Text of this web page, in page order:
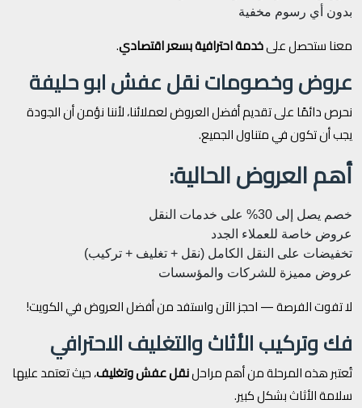
بدون أي رسوم مخفية
معنا ستحصل علىخدمة احترافية بسعر اقتصادي.
عروض وخصومات نقل عفش ابو حليفة
نحرص دائمًا على تقديم أفضل العروض لعملائنا، لأننا نؤمن أن الجودة
يجب أن تكون في متناول الجميع.
أهم العروض الحالية:
خصم يصل إلى 30% على خدمات النقل
عروض خاصة للعملاء الجدد
تخفيضات على النقل الكامل (نقل + تغليف + تركيب)
عروض مميزة للشركات والمؤسسات
لا تفوت الفرصة — احجز الآن واستفد من أفضل العروض في الكويت!
فك وتركيب الأثاث والتغليف الاحترافي
تُعتبر هذه المرحلة من أهم مراحلنقل عفش وتغليف، حيث تعتمد عليها
سلامة الأثاث بشكل كبير.